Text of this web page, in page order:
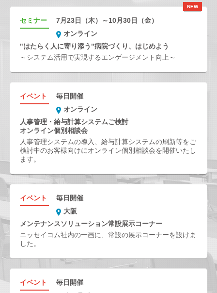
セミナー
7月23日（木）～10月30日（金）
オンライン
NEW
"はたらく人に寄り添う"病院づくり、はじめよう
～システム活用で実現するエンゲージメント向上～
イベント
毎日開催
オンライン
人事管理・給与計算システムご検討
オンライン個別相談会
人事管理システムの導入、給与計算システムの刷新等をご
検討中のお客様向けにオンライン個別相談会を開催いたし
ます。
イベント
毎日開催
大阪
メンテナンスソリューション常設展示コーナー
ニッセイコム社内の一画に、常設の展示コーナーを設けま
した。
イベント
毎日開催